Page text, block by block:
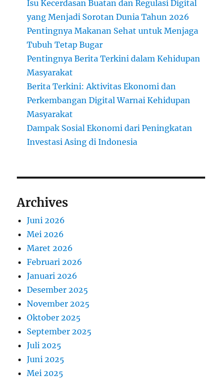
Isu Kecerdasan Buatan dan Regulasi Digital
yang Menjadi Sorotan Dunia Tahun 2026
Pentingnya Makanan Sehat untuk Menjaga
Tubuh Tetap Bugar
Pentingnya Berita Terkini dalam Kehidupan
Masyarakat
Berita Terkini: Aktivitas Ekonomi dan
Perkembangan Digital Warnai Kehidupan
Masyarakat
Dampak Sosial Ekonomi dari Peningkatan
Investasi Asing di Indonesia
Archives
Juni 2026
Mei 2026
Maret 2026
Februari 2026
Januari 2026
Desember 2025
November 2025
Oktober 2025
September 2025
Juli 2025
Juni 2025
Mei 2025